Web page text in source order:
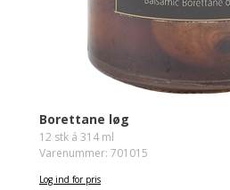
Borettane løg
12 stk á 314 ml
Varenummer: 701015
Log ind for pris